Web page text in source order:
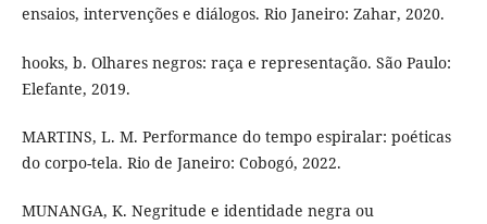
ensaios, intervenções e diálogos. Rio Janeiro: Zahar, 2020.
hooks, b. Olhares negros: raça e representação. São Paulo:
Elefante, 2019.
MARTINS, L. M. Performance do tempo espiralar: poéticas
do corpo-tela. Rio de Janeiro: Cobogó, 2022.
MUNANGA, K. Negritude e identidade negra ou